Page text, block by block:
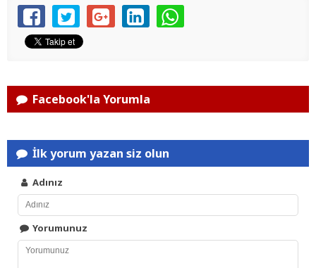
Facebook'la Yorumla
İlk yorum yazan siz olun
Adınız
Yorumunuz